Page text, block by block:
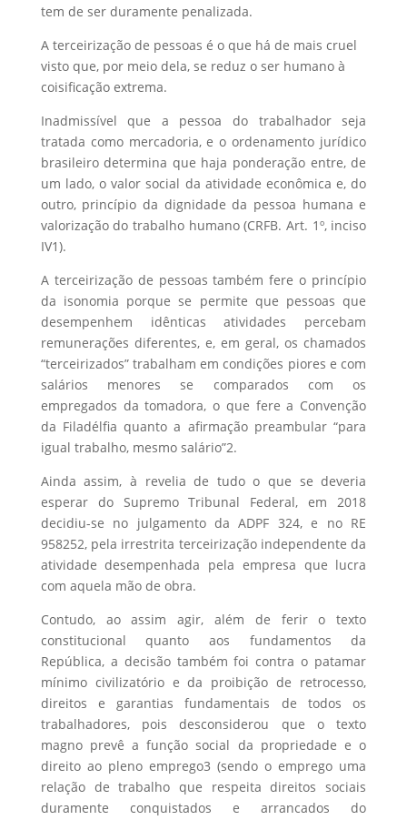
tem de ser duramente penalizada.
A terceirização de pessoas é o que há de mais cruel
visto que, por meio dela, se reduz o ser humano à
coisificação extrema.
Inadmissível que a pessoa do trabalhador seja
tratada como mercadoria, e o ordenamento jurídico
brasileiro determina que haja ponderação entre, de
um lado, o valor social da atividade econômica e, do
outro, princípio da dignidade da pessoa humana e
valorização do trabalho humano (CRFB. Art. 1º, inciso
IV1).
A terceirização de pessoas também fere o princípio
da isonomia porque se permite que pessoas que
desempenhem idênticas atividades percebam
remunerações diferentes, e, em geral, os chamados
“terceirizados” trabalham em condições piores e com
salários menores se comparados com os
empregados da tomadora, o que fere a Convenção
da Filadélfia quanto a afirmação preambular “para
igual trabalho, mesmo salário”2.
Ainda assim, à revelia de tudo o que se deveria
esperar do Supremo Tribunal Federal, em 2018
decidiu-se no julgamento da ADPF 324, e no RE
958252, pela irrestrita terceirização independente da
atividade desempenhada pela empresa que lucra
com aquela mão de obra.
Contudo, ao assim agir, além de ferir o texto
constitucional quanto aos fundamentos da
República, a decisão também foi contra o patamar
mínimo civilizatório e da proibição de retrocesso,
direitos e garantias fundamentais de todos os
trabalhadores, pois desconsiderou que o texto
magno prevê a função social da propriedade e o
direito ao pleno emprego3 (sendo o emprego uma
relação de trabalho que respeita direitos sociais
duramente conquistados e arrancados do